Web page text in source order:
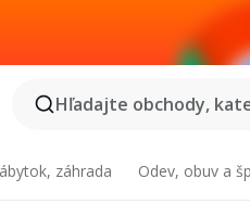
Hľadajte obchody,
záhrada Odev, obuv a